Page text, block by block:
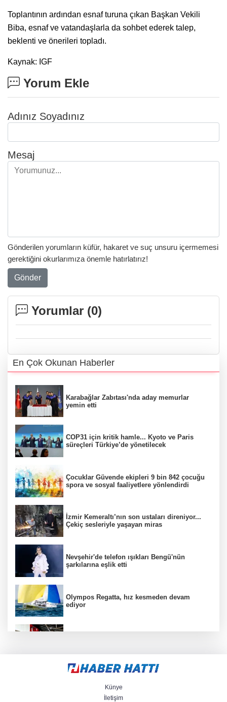
Toplantının ardından esnaf turuna çıkan Başkan Vekili
Biba, esnaf ve vatandaşlarla da sohbet ederek talep,
beklenti ve önerileri topladı.
Kaynak: IGF
Yorum Ekle
Adınız Soyadınız
Mesaj
Gönderilen yorumların küfür, hakaret ve suç unsuru içermemesi
gerektiğini okurlarımıza önemle hatırlatırız!
Gönder
Yorumlar (0)
En Çok Okunan Haberler
Karabağlar Zabıtası'nda aday memurlar
yemin etti
COP31 için kritik hamle... Kyoto ve Paris
süreçleri Türkiye’de yönetilecek
Çocuklar Güvende ekipleri 9 bin 842 çocuğu
spora ve sosyal faaliyetlere yönlendirdi
İzmir Kemeraltı’nın son ustaları direniyor...
Çekiç sesleriyle yaşayan miras
Nevşehir'de telefon ışıkları Bengü'nün
şarkılarına eşlik etti
Olympos Regatta, hız kesmeden devam
ediyor
Künye
İletişim